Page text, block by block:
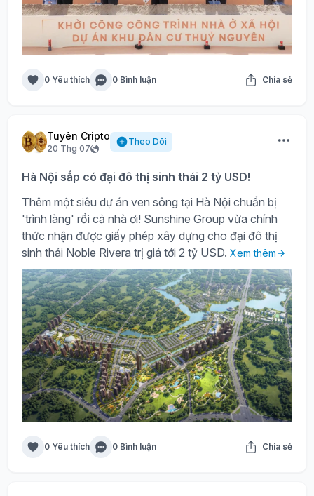
0 Yêu thích 0 Bình luận Chia sẻ
Tuyên Cripto
20 Thg 07
Theo Dõi
Hà Nội sắp có đại đô thị sinh thái 2 tỷ USD!
Thêm một siêu dự án ven sông tại Hà Nội chuẩn bị
'trình làng' rồi cả nhà ơi! Sunshine Group vừa chính
thức nhận được giấy phép xây dựng cho đại đô thị
sinh thái Noble Rivera trị giá tới 2 tỷ USD. Xem thêm
0 Yêu thích 0 Bình luận Chia sẻ